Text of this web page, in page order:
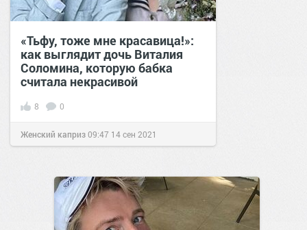
«Тьфу, тоже мне красавица!»:
как выглядит дочь Виталия
Соломина, которую бабка
считала некрасивой
8 0
Женский каприз09:47 14 сен 2021